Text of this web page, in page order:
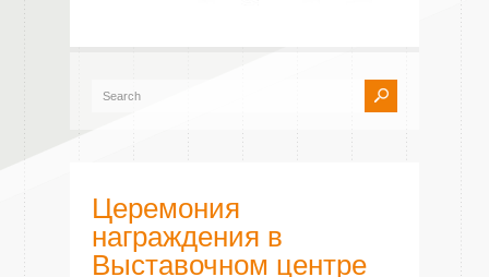
Церемония
награждения в
Выставочном центре